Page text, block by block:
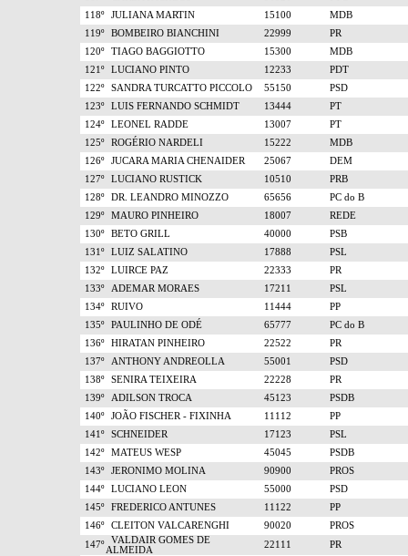
118º
JULIANA MARTIN 15100
MDB
119º
BOMBEIRO BIANCHINI 22999
PR
120º
TIAGO BAGGIOTTO 15300
MDB
121º
LUCIANO PINTO 12233
PDT
122º
SANDRA TURCATTO PICCOLO 55150
PSD
123º
LUIS FERNANDO SCHMIDT 13444
PT
124º
LEONEL RADDE 13007
PT
125º
ROGÉRIO NARDELI 15222
MDB
126º
JUCARA MARIA CHENAIDER 25067
DEM
127º
LUCIANO RUSTICK 10510
PRB
128º
DR. LEANDRO MINOZZO 65656
PC do B
129º
MAURO PINHEIRO 18007
REDE
130º
BETO GRILL 40000
PSB
131º
LUIZ SALATINO 17888
PSL
132º
LUIRCE PAZ 22333
PR
133º
ADEMAR MORAES 17211
PSL
134º
RUIVO 11444
PP
135º
PAULINHO DE ODÉ 65777
PC do B
136º
HIRATAN PINHEIRO 22522
PR
137º
ANTHONY ANDREOLLA 55001
PSD
138º
SENIRA TEIXEIRA 22228
PR
139º
ADILSON TROCA 45123
PSDB
140º
JOÃO FISCHER - FIXINHA 11112
PP
141º
SCHNEIDER 17123
PSL
142º
MATEUS WESP 45045
PSDB
143º
JERONIMO MOLINA 90900
PROS
144º
LUCIANO LEON 55000
PSD
145º
FREDERICO ANTUNES 11122
PP
146º
CLEITON VALCARENGHI 90020
PROS
147º
VALDAIR GOMES DE
ALMEIDA
22111
PR